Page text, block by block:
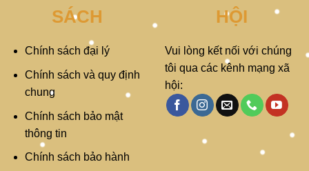
SÁCH
Chính sách đại lý
Chính sách và quy định
chung
Chính sách bảo mật
thông tin
Chính sách bảo hành
HỘI
Vui lòng kết nối với chúng
tôi qua các kênh mạng xã
hội: